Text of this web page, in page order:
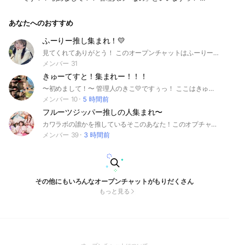
ですがほぼほぼ雑談かも知れません笑 みんなで楽しくお話し
ーーーーーー ・荒らしは即退出させます ・出会い目的はなし
・個人情報などいうのはなし ・即抜けはしない ・喧嘩など暴
言を言った場合 きょたさせます ・スタレンはなし ・きゅーす
とのアンチは 来ないでください ・「自分が1番愛してる」など
の 妄想する人は来ないでください いわゆる同担拒否のような
感じです ーーーーーーーーーーーーーーーーー ルールを守っ
て楽しみましょう！！ 入ったらノートに自己紹介を書いて ほ
しいです！！ 例 初めまして！〇〇です！ 推しは〇〇で性別は
○○誕生日は〇〇です！ こんな感じに書いてくればまるです
👌🏻 宣伝してくれたら嬉しいですっ！！ 年齢、住んでる県いい
たい人は 言っていいです！ それでは中でお待ちしております
♪ オプを作った日 5/9 #cutie street #きゅーすと #きゅーて
すと #梅田みゆ #佐野愛花 #真鍋凪咲 #増田彩乃 #川本笑瑠 #
あなたへのおすすめ
ふーりー推し集まれ！💛
見てくれてありがとう！ このオープンチャットはふーりー推しが集まる場所だよ！ まずルールを紹介するね！✨ ーールールーー ①メンバーの悪口 🆖 ②人が不快になる言動 🆖 ③荒らし 🆖 ④即抜け 🆖 ⑤宣伝は宣伝ノートに ⑥出会い系 🆖 ⑦宣伝即抜け 🆖 ⑧雑談 🆗 ⑨写真・動画 🆗 ⑩スレッド 🆗 ⑪スタンプ 🆗 これらのルールを守ってね！ 男女関係なくたくさん話そ！ 質問があったらノートの「質問ノート」で 管理人をメンションして質問内容を教えてね！ みんなでキューストの情報を共有し合お！！ このオプの作成日：3月9日 #キューティーストリート #きゅーてぃーすとりーと #キュースト #きゅーすと #キューテスト #きゅーてすと #古澤里紗 #ふーりー #ふるさわりさ #ふりたん #推し #CUTIE STREET #古澤里紗
メンバー 31
きゅーてすと！集まれー！！！
〜初めまして！〜 管理人のきこ💛ですぅっ！ ここはきゅーてすとが集まるオプだよんっ！🌟 きゅーすとのこといっぱい語ろー！！🗣️ 男女問わず入ってOKっー！！🙆‍♀️🙆 今現在全然人少なくて通知も少ないと思うけど、 通知オフ&親バレroom用意してありますっ！☺️ 管理人初心者だけど許し・て・お願いっ♪！（お願いっ！）笑🤭 ルールを説明するねんっ！🙄 1，荒らし❌絶対にやめてねー！😒✋ やったらきょたするよん！再参加も禁止🈲にするからねんっ！！🫸🫷 2，即抜け❌&無言抜け❌ できればやめて欲しい！😑 どうしてもだったら管理人か副官の 許可をちゃんととってねー！👍 これで終わりなんだけど、、 追加してるかもだからぁっ！ 詳細はまた入ってから！！！👋 あ、あと人数少ないのでここまで読んでくれたってことは、、、入ってくれるよね？😆 この中で待ってまーすっ！👋
メンバー 10
5 時間前
フルーツジッパー推しの人集まれ〜
カワラボの誰かを推しているそこのあなた！このオプチャに入るべし フルーツジッパー推しの人が集まるオプチャです！！ カワラボの誰か推しの方でも大歓迎です！！
メンバー 39
3 時間前
その他にもいろんなオープンチャットがもりだくさん
もっと見る